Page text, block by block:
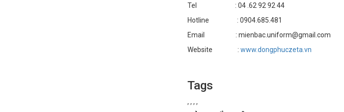
Tel : 04 .62 92 92 44
Hotline : 0904.685.481
Email : mienbac.uniform@gmail.com
Website : www.dongphuczeta.vn
Tags
, , , ,